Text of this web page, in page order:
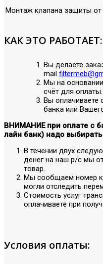
Монтаж клапана защиты от
КАК ЭТО РАБОТАЕТ:
Вы делаете
mail
Мы на
счёт для оплаты.
Вы оплачиваете
банка или
ВНИМАНИЕ при оплате с
лайн банк) надо
В течении двух
денег на наш р/с мы
товар.
Мы сообщаем номер
могли отследить
Стоимость услуг
оплачиваете при
Условия оплаты: